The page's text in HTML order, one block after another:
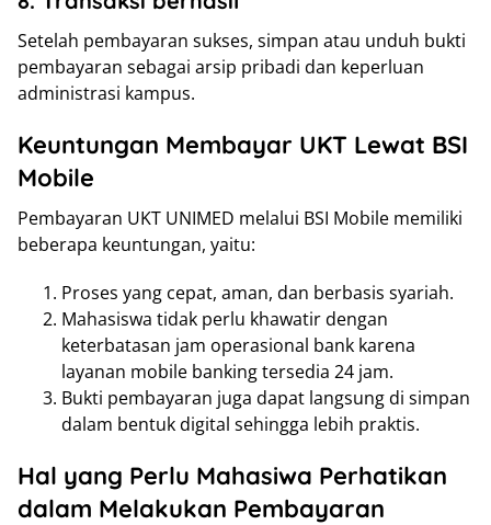
Setelah pembayaran sukses, simpan atau unduh bukti
pembayaran sebagai arsip pribadi dan keperluan
administrasi kampus.
Keuntungan Membayar UKT Lewat BSI
Mobile
Pembayaran UKT UNIMED melalui BSI Mobile memiliki
beberapa keuntungan, yaitu:
Proses yang cepat, aman, dan berbasis syariah.
Mahasiswa tidak perlu khawatir dengan
keterbatasan jam operasional bank karena
layanan mobile banking tersedia 24 jam.
Bukti pembayaran juga dapat langsung di simpan
dalam bentuk digital sehingga lebih praktis.
Hal yang Perlu Mahasiwa Perhatikan
dalam Melakukan Pembayaran